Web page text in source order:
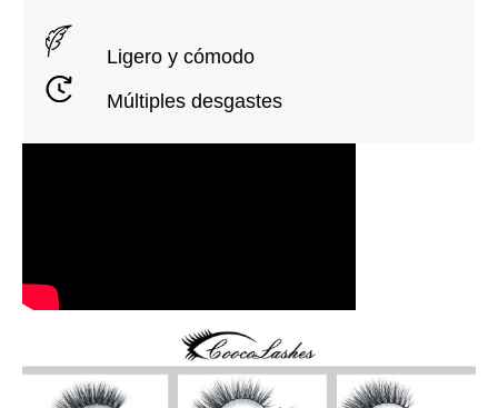
Ligero y cómodo
Múltiples desgastes